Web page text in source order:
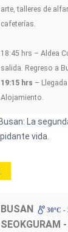
arte, talleres de
cafeterías.
18:45 hrs – Aldea
salida. Regreso a
19:15 hrs –
Alojamiento.
BUSAN 30ºC -
SEOKGURAM